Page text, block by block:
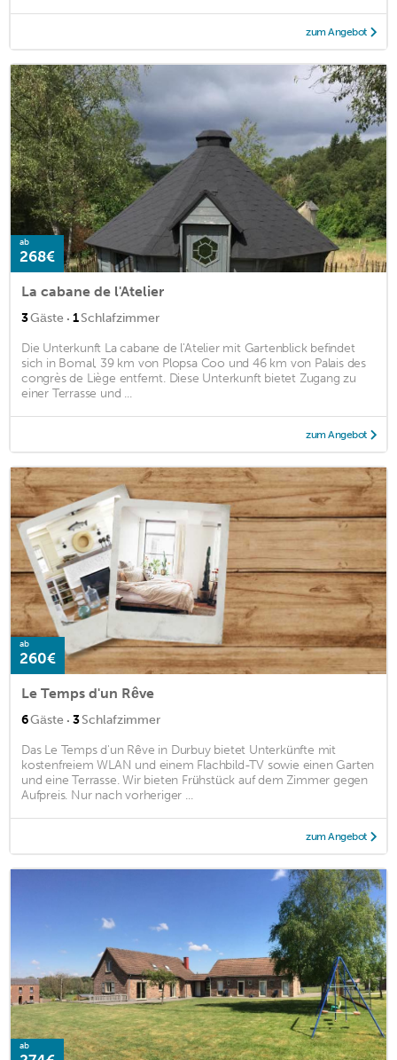
zum Angebot
ab
268€
La cabane de l'Atelier
3Gäste · 1Schlafzimmer
Die Unterkunft La cabane de l'Atelier mit Gartenblick befindet
sich in Bomal, 39 km von Plopsa Coo und 46 km von Palais des
congrès de Liège entfernt. Diese Unterkunft bietet Zugang zu
einer Terrasse und ...
zum Angebot
ab
260€
Le Temps d'un Rêve
6Gäste · 3Schlafzimmer
Das Le Temps d'un Rêve in Durbuy bietet Unterkünfte mit
kostenfreiem WLAN und einem Flachbild-TV sowie einen Garten
und eine Terrasse. Wir bieten Frühstück auf dem Zimmer gegen
Aufpreis. Nur nach vorheriger ...
zum Angebot
ab